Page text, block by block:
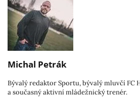
Michal Petrák
Bývalý redaktor Sportu, bývalý mluvčí FC
a současný aktivní mládežnický trenér.